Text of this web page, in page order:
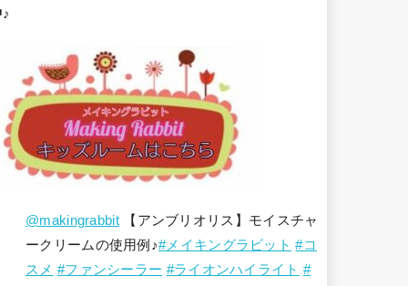
@makingrabbit【アンブリオリス】モイスチャ
ークリームの使用例♪#メイキングラビット #コ
スメ #ファンシーラー #ライオンハイライト #